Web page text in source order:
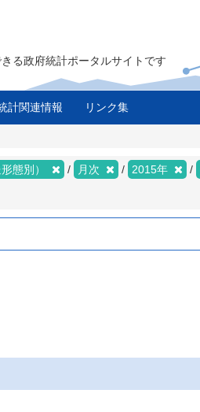
る政府統計ポータルサイトです
計関連情報 リンク集
態別） 月次 2015年